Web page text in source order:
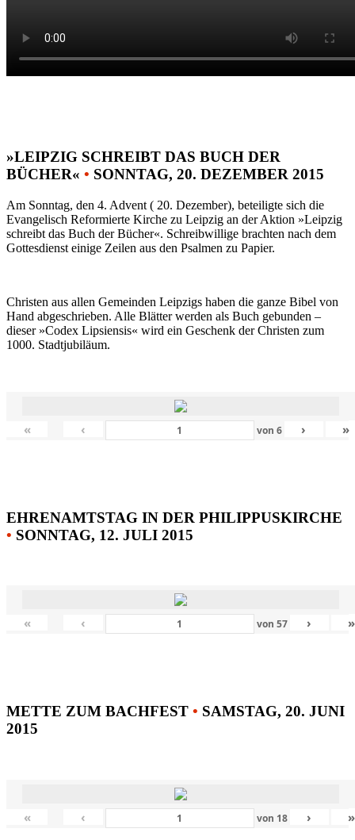
»LEIPZIG SCHREIBT DAS BUCH DER
BÜCHER« • SONNTAG, 20. DEZEMBER 2015
Am Sonntag, den 4. Advent ( 20. Dezember), beteiligte sich die
Evangelisch Reformierte Kirche zu Leipzig an der Aktion »Leipzig
schreibt das Buch der Bücher«. Schreibwillige brachten nach dem
Gottesdienst einige Zeilen aus den Psalmen zu Papier.
Christen aus allen Gemeinden Leipzigs haben die ganze Bibel von
Hand abgeschrieben. Alle Blätter werden als Buch gebunden –
dieser »Codex Lipsiensis« wird ein Geschenk der Christen zum
1000. Stadtjubiläum.
« ‹ von 6 › »
EHRENAMTSTAG IN DER PHILIPPUSKIRCHE
• SONNTAG, 12. JULI 2015
« ‹ von 57 › »
METTE ZUM BACHFEST • SAMSTAG, 20. JUNI
2015
« ‹ von 18 › »